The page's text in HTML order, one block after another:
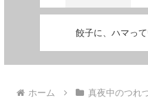
餃子に、ハマって
ホーム 真夜中のつ